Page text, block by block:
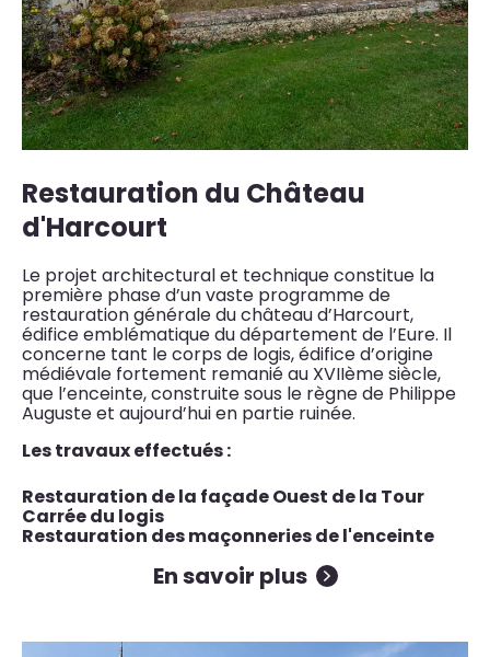
Restauration du Château
d'Harcourt
Le projet architectural et technique constitue la
première phase d’un vaste programme de
restauration générale du château d’Harcourt,
édifice emblématique du département de l’Eure. Il
concerne tant le corps de logis, édifice d’origine
médiévale fortement remanié au XVIIème siècle,
que l’enceinte, construite sous le règne de Philippe
Auguste et aujourd’hui en partie ruinée.
Les travaux effectués :
Restauration de la façade Ouest de la Tour
Carrée du logis
Restauration des maçonneries de l'enceinte
En savoir plus